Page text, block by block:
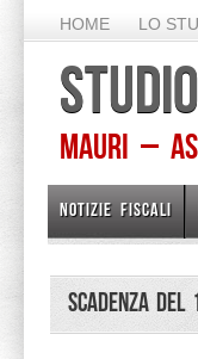
HOME LO
Mauri –
NOTIZIE FISCALI
Scadenza del